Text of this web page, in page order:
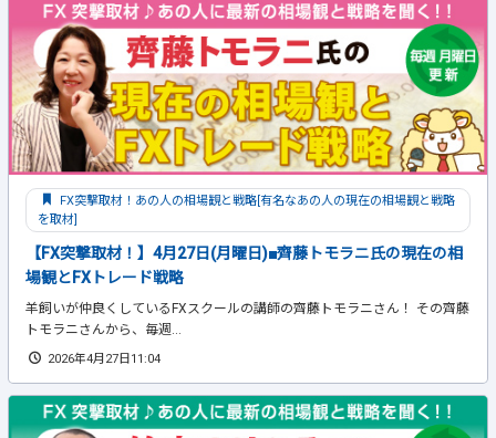
FX突撃取材！あの人の相場観と戦略[有名なあの人の現在の相場観と戦略
を取材]
【FX突撃取材！】4月27日(月曜日)■齊藤トモラニ氏の現在の相
場観とFXトレード戦略
羊飼いが仲良くしているFXスクールの講師の齊藤トモラニさん！ その齊藤
トモラニさんから、毎週...
2026年4月27日11:04